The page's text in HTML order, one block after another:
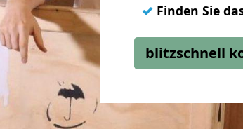
✓ Finden Sie
blitzschnell